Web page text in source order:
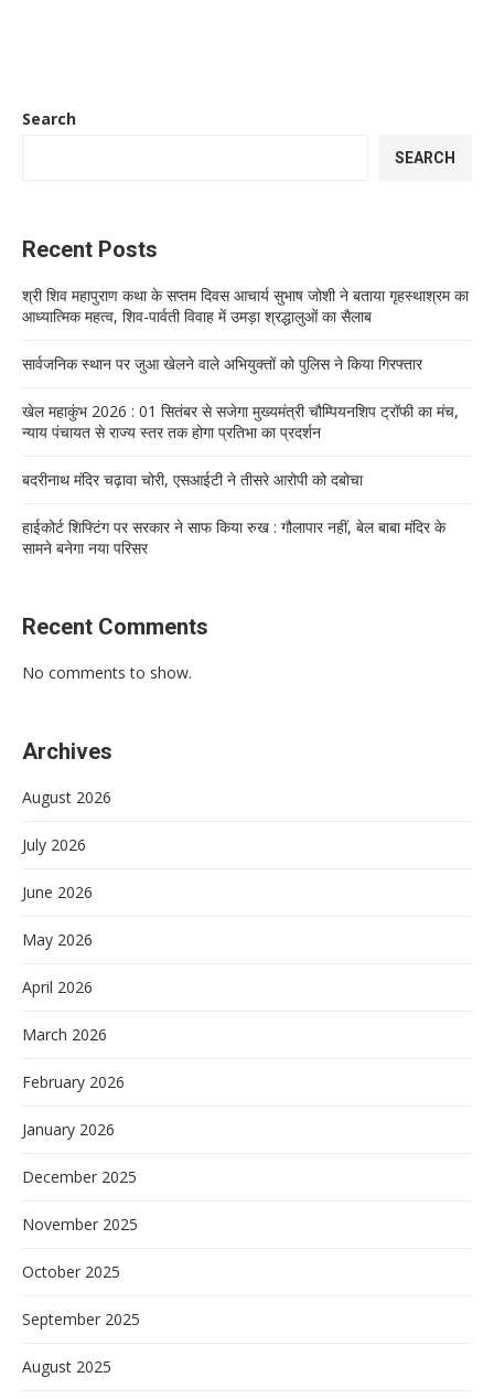
Search
SEARCH
Recent Posts
श्री शिव महापुराण कथा के सप्तम दिवस आचार्य सुभाष जोशी ने बताया गृहस्थाश्रम का
आध्यात्मिक महत्व, शिव-पार्वती विवाह में उमड़ा श्रद्धालुओं का सैलाब
सार्वजनिक स्थान पर जुआ खेलने वाले अभियुक्तों को पुलिस ने किया गिरफ्तार
खेल महाकुंभ 2026 : 01 सितंबर से सजेगा मुख्यमंत्री चौम्पियनशिप ट्रॉफी का मंच,
न्याय पंचायत से राज्य स्तर तक होगा प्रतिभा का प्रदर्शन
बदरीनाथ मंदिर चढ़ावा चोरी, एसआईटी ने तीसरे आरोपी को दबोचा
हाईकोर्ट शिफ्टिंग पर सरकार ने साफ किया रुख : गौलापार नहीं, बेल बाबा मंदिर के
सामने बनेगा नया परिसर
Recent Comments
No comments to show.
Archives
August 2026
July 2026
June 2026
May 2026
April 2026
March 2026
February 2026
January 2026
December 2025
November 2025
October 2025
September 2025
August 2025